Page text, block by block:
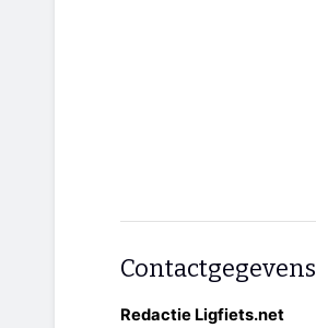
Contactgegevens
Redactie Ligfiets.net